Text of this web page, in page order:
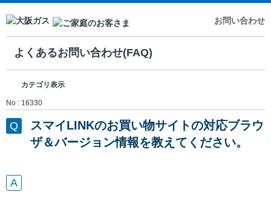
お問い合わせ
よくあるお問い合わせ(FAQ)
カテゴリ表示
No : 16330
スマイLINKのお買い物サイトの対応ブラウ
ザ＆バージョン情報を教えてください。